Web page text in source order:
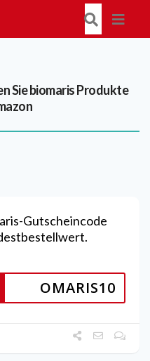
Sie biomaris Produkte
Gutscheincode
OMARIS10